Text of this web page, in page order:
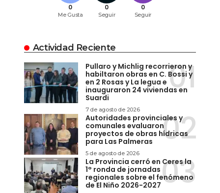
0
Me Gusta
0
Seguir
0
Seguir
Actividad Reciente
Pullaro y Michlig recorrieron y
habiltaron obras en C. Bossi y
en 2 Rosas y La legua e
inauguraron 24 viviendas en
Suardi
7 de agosto de 2026
Autoridades provinciales y
comunales evaluaron
proyectos de obras hídricas
para Las Palmeras
5 de agosto de 2026
La Provincia cerró en Ceres la
1° ronda de jornadas
regionales sobre el fenómeno
de El Niño 2026-2027